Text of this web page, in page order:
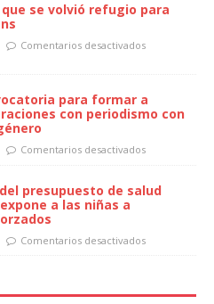
se volvió refugio para
Comentarios desactivados
para formar a
con periodismo con
Comentarios desactivados
presupuesto de salud
a las niñas a
Comentarios desactivados